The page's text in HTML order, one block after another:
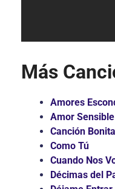
Más
Amores
Amor Sensible
Canción
Como Tú
Cuando Nos
Décimas del